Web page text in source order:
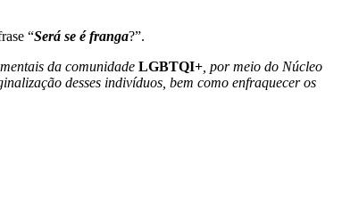
“Será se é franga?”.
da comunidade LGBTQI+ , por meio do Núcleo
desses indivíduos, bem como enfraquecer os